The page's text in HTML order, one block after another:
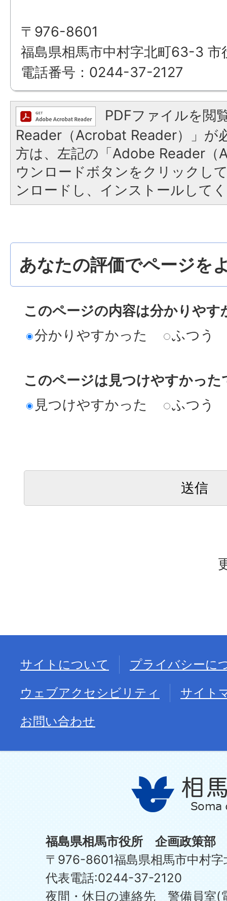
〒976-8601
福島県相馬市中村字北町63-3 市
電話番号：0244-37-2127
PDFファイルを閲
Reader（Acrobat Reader）」が
方は、左記の「Adobe Reader（
ウンロードボタンをクリックし
ンロードし、インストールして
あなたの評価でページを
このページの内容は分かりやす
分かりやすかった
ふつう
このページは見つけやすかった
見つけやすかった
ふつう
サイトについて
プライバシーに
ウェブアクセシビリティ
サイト
お問い合わせ
福島県相馬市役所 企画政策部
〒976-8601福島県相馬市中村
代表電話:0244-37-2120
夜間・休日の連絡先 警備員室